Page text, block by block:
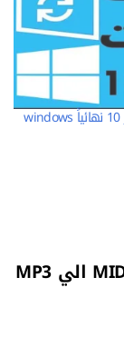
شرح إيقاف تحديثات ويندوز 10 نهائياً windows